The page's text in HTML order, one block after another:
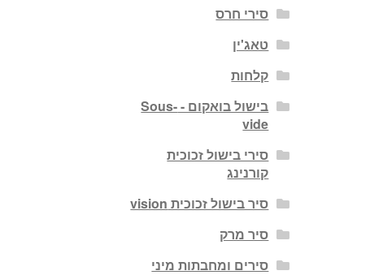
סירי חרס
טאג'ין
קלחות
בישול בואקום - Sous-
vide
סירי בישול זכוכית
קורנינג
סיר בישול זכוכית vision
סיר מרק
סירים ומחבתות מיני